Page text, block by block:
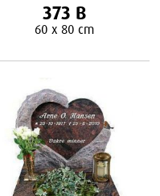
373 B
60 x 80 cm